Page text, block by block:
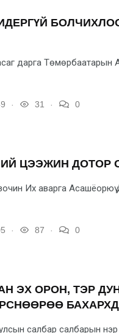
дар­га
31 0
ЦЭЭЖИН ДОТОР
Их аварга
87 0
ЭХ ОРОН, ТЭР
салбар салбарын